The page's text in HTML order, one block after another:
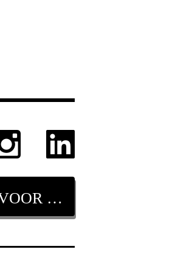
AANMELDEN VOOR NIEUWSBRIEF